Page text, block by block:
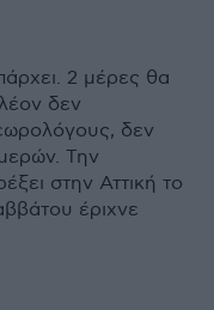
2 μέρες θα
δεν
δεν
Την
στην Αττική το
έριχνε